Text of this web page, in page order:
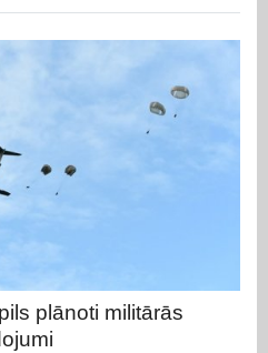
plānoti militārās